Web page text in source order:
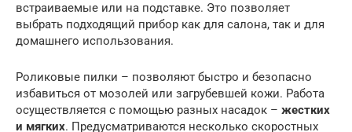
встраиваемые или на подставке. Это позволяет
выбрать подходящий прибор как для салона, так и для
домашнего использования.
Роликовые пилки – позволяют быстро и безопасно
избавиться от мозолей или загрубевшей кожи. Работа
осуществляется с помощью разных насадок – жестких
и мягких. Предусматриваются несколько скоростных